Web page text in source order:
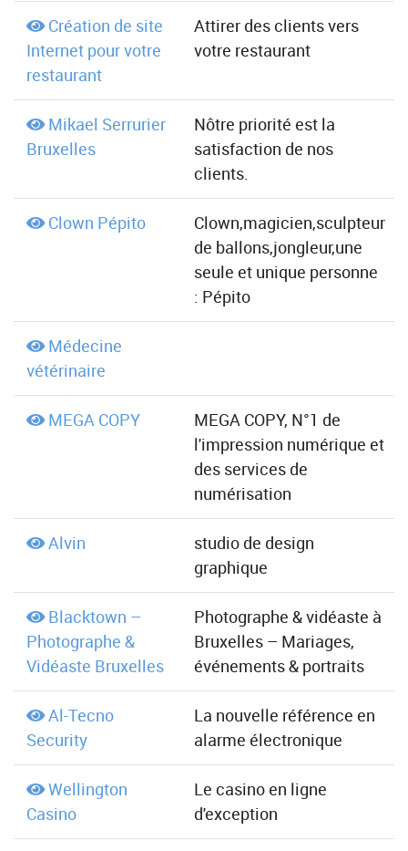
Création de site
Internet pour votre
restaurant
Attirer des clients vers
votre restaurant
Mikael Serrurier
Bruxelles
Nôtre priorité est la
satisfaction de nos
clients.
Clown Pépito
Clown,magicien,sculpteur
de ballons,jongleur,une
seule et unique personne
: Pépito
Médecine
vétérinaire
MEGA COPY
MEGA COPY, N°1 de
l'impression numérique et
des services de
numérisation
Alvin
studio de design
graphique
Blacktown –
Photographe &
Vidéaste Bruxelles
Photographe & vidéaste à
Bruxelles – Mariages,
événements & portraits
Al-Tecno
Security
La nouvelle référence en
alarme électronique
Wellington
Casino
Le casino en ligne
d'exception